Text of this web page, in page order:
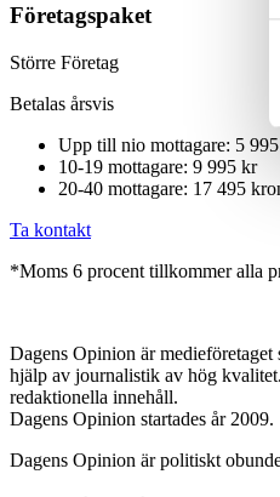
Företagspaket
Större Företag
Betalas årsvis
Upp till nio mottagare: 5
10-19 mottagare: 9 995 kr
20-40 mottagare: 17 495
Ta kontakt
*Moms 6 procent tillkommer alla
Dagens Opinion är
hjälp av journalistik av hög
redaktionella innehåll.
Dagens Opinion startades år 2009.
Dagens Opinion är politiskt